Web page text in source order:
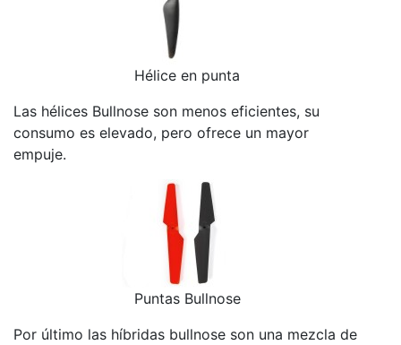
Hélice en punta
Las hélices Bullnose son menos eficientes, su
consumo es elevado, pero ofrece un mayor
empuje.
Puntas Bullnose
Por último las híbridas bullnose son una mezcla de